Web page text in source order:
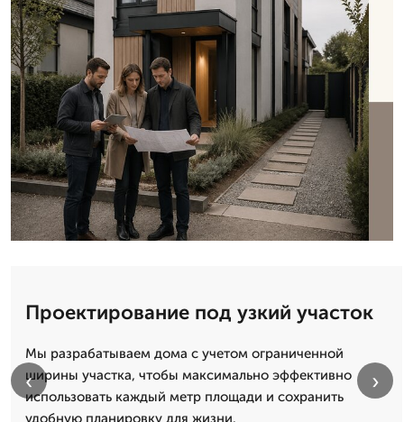
Проектирование под узкий участок
Мы разрабатываем дома с учетом ограниченной
ширины участка, чтобы максимально эффективно
использовать каждый метр площади и сохранить
удобную планировку для жизни.
‹ ›